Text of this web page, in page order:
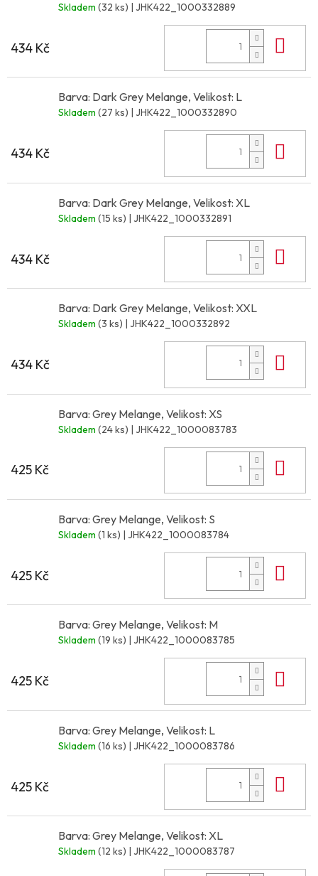
Skladem (32 ks) | JHK422_1000332889
434 Kč
Barva: Dark Grey Melange, Velikost: L
Skladem (27 ks) | JHK422_1000332890
434 Kč
Barva: Dark Grey Melange, Velikost: XL
Skladem (15 ks) | JHK422_1000332891
434 Kč
Barva: Dark Grey Melange, Velikost: XXL
Skladem (3 ks) | JHK422_1000332892
434 Kč
Barva: Grey Melange, Velikost: XS
Skladem (24 ks) | JHK422_1000083783
425 Kč
Barva: Grey Melange, Velikost: S
Skladem (1 ks) | JHK422_1000083784
425 Kč
Barva: Grey Melange, Velikost: M
Skladem (19 ks) | JHK422_1000083785
425 Kč
Barva: Grey Melange, Velikost: L
Skladem (16 ks) | JHK422_1000083786
425 Kč
Barva: Grey Melange, Velikost: XL
Skladem (12 ks) | JHK422_1000083787